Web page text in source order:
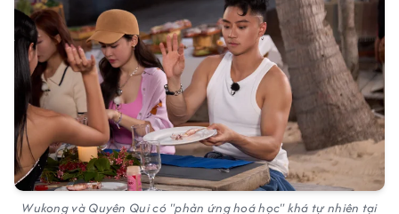
Wukong và Quyên Qui có "phản ứng hoá học" khá tự nhiên tại